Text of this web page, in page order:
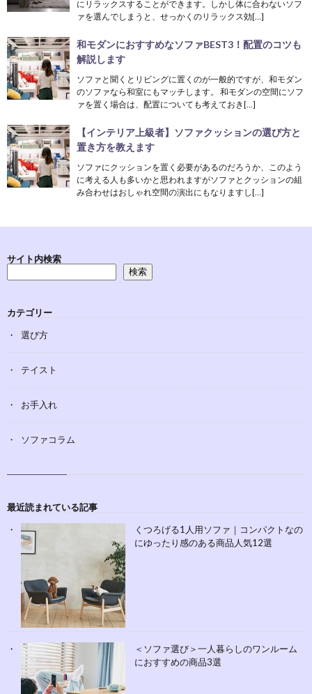
にリラックスすることができます。しかし体に合わないソフ
ァを選んでしまうと、せっかくのリラックス効[…]
和モダンにおすすめなソファBEST3！配置のコツも
解説します
ソファと聞くとリビングに置くのが一般的ですが、和モダン
のソファなら和室にもマッチします。 和モダンの空間にソフ
ァを置く場合は、配置についても考えておき[…]
【インテリア上級者】ソファクッションの選び方と
置き方を教えます
ソファにクッションを置く必要があるのだろうか、このよう
に考える人も多いかと思われますがソファとクッションの組
み合わせはおしゃれ空間の演出にもなりますし[…]
サイト内検索
検索
カテゴリー
選び方
テイスト
お手入れ
ソファコラム
最近読まれている記事
くつろげる1人用ソファ｜コンパクトなの
にゆったり感のある商品人気12選
＜ソファ選び＞一人暮らしのワンルーム
におすすめの商品3選